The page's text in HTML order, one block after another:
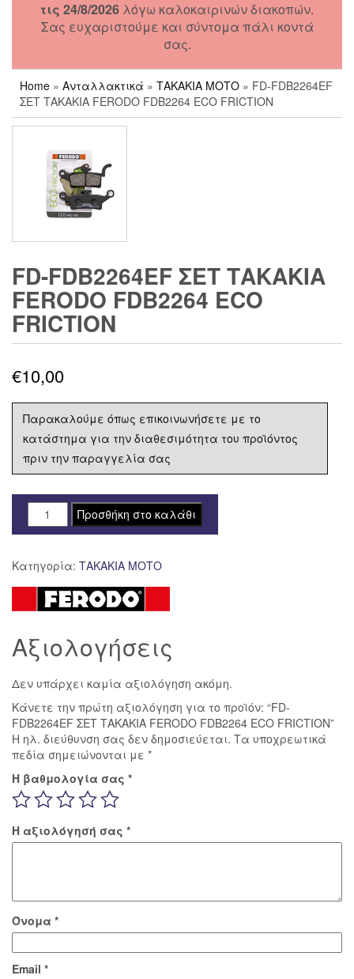
τις 24/8/2026 λόγω καλοκαιρινών διακοπών.
Σας ευχαριστούμε και σύντομα πάλι κοντά
σας.
Home » Ανταλλακτικά » ΤΑΚΑΚΙΑ ΜΟΤΟ » FD-FDB2264EF
ΣΕΤ ΤΑΚΑΚΙΑ FERODO FDB2264 ECO FRICTION
FD-FDB2264EF ΣΕΤ ΤΑΚΑΚΙΑ
FERODO FDB2264 ECO
FRICTION
€10,00
Παρακαλούμε όπως επικοινωνήσετε με το
κατάστημα για την διαθεσιμότητα του προϊόντος
πριν την παραγγελία σας
FD-
FDB2264EF
ΤΑΚΑΚΙΑ
FERODO
FDB2264
FRICTION
Προσθήκη στο καλάθι
Κατηγορία: ΤΑΚΑΚΙΑ ΜΟΤΟ
Αξιολογήσεις
Δεν υπάρχει καμία αξιολόγηση ακόμη.
Κάνετε την πρώτη αξιολόγηση για το προϊόν: “FD-
FDB2264EF ΣΕΤ ΤΑΚΑΚΙΑ FERODO FDB2264 ECO FRICTION”
Η ηλ. διεύθυνση σας δεν δημοσιεύεται. Τα υποχρεωτικά
πεδία σημειώνονται με *
Η βαθμολογία σας *
Η αξιολόγησή σας *
Όνομα *
Email *